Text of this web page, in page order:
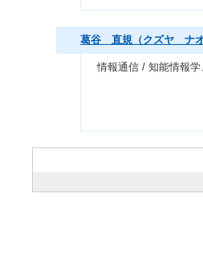
葛谷 直規（クズヤ ナオ
情報通信 / 知能情報